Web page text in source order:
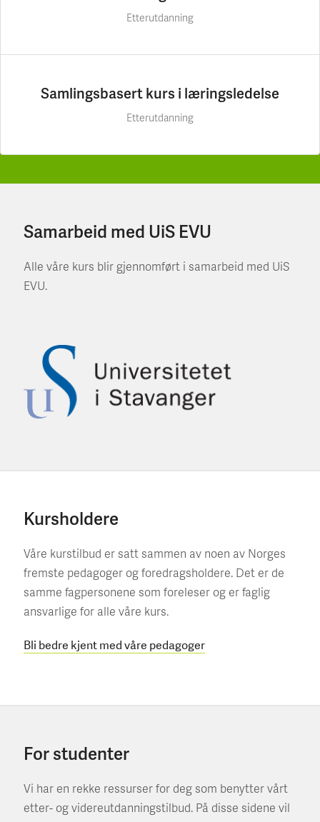
Etterutdanning
Samlingsbasert kurs i læringsledelse
Etterutdanning
Samarbeid med UiS EVU
Alle våre kurs blir gjennomført i samarbeid med UiS
EVU.
Kursholdere
Våre kurstilbud er satt sammen av noen av Norges
fremste pedagoger og foredragsholdere. Det er de
samme fagpersonene som foreleser og er faglig
ansvarlige for alle våre kurs.
Bli bedre kjent med våre pedagoger
For studenter
Vi har en rekke ressurser for deg som benytter vårt
etter- og videreutdanningstilbud. På disse sidene vil